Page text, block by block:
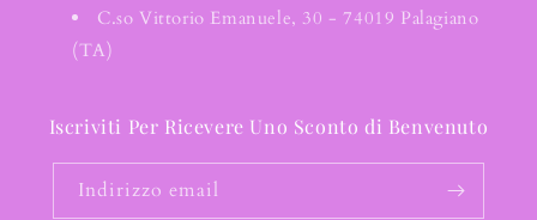
C.so Vittorio Emanuele, 30 - 74019 Palagiano
(TA)
Iscriviti Per Ricevere Uno Sconto di Benvenuto
Indirizzo email